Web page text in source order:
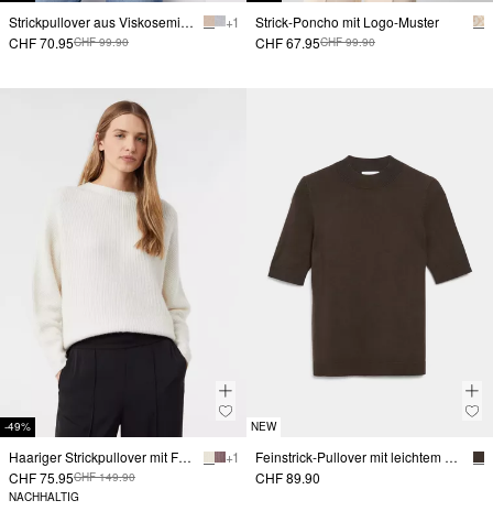
Strickpullover aus Viskosemix mit Stehkragen
+ 1
CHF 70.95CHF 99.90
Strick-Poncho mit Logo-Muster
CHF 67.95CHF 99.90
-49%
Haariger Strickpullover mit Fledermausärmeln
+ 1
CHF 75.95CHF 149.90
NACHHALTIG
NEW
Feinstrick-Pullover mit leichtem Mockneck
CHF 89.90